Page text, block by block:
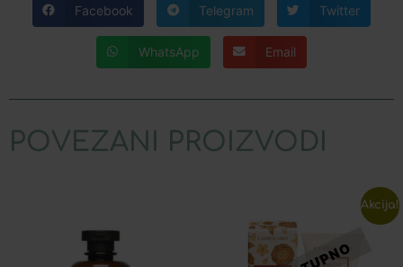
Facebook Telegram Twitter
WhatsApp Email
POVEZANI PROIZVODI
Akcija!